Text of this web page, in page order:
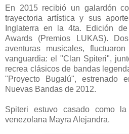
En 2015 recibió un galardón
trayectoria artística y sus
Inglaterra en la 4ta. Edición
Awards (Premios LUKAS).
aventuras musicales,
vanguardia: el "Clan Spiteri",
recrea clásicos de bandas
"Proyecto Bugalú", estrenado
Nuevas Bandas de 2012.
Spiteri estuvo casado como
venezolana Mayra Alejandra.